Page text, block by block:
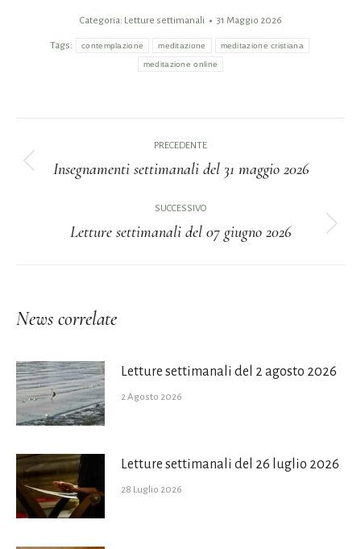
Categoria: Letture settimanali 31 Maggio 2026
Tags: contemplazione meditazione meditazione cristiana
meditazione online
tra
PRECEDENTE
Post
precedente:
Insegnamenti settimanali del 31 maggio 2026
SUCCESSIVO
Prossimo
Letture settimanali del 07 giugno 2026
News correlate
Letture settimanali del 2 agosto 2026
2 Agosto 2026
Letture settimanali del 26 luglio 2026
28 Luglio 2026